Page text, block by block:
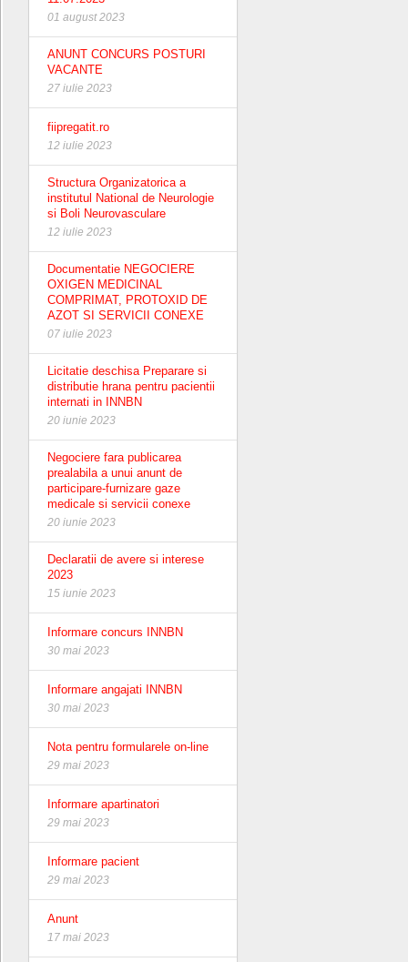
01 august 2023
ANUNT CONCURS POSTURI
VACANTE
27 iulie 2023
fiipregatit.ro
12 iulie 2023
Structura Organizatorica a
institutul National de Neurologie
si Boli Neurovasculare
12 iulie 2023
Documentatie NEGOCIERE
OXIGEN MEDICINAL
COMPRIMAT, PROTOXID DE
AZOT SI SERVICII CONEXE
07 iulie 2023
Licitatie deschisa Preparare si
distributie hrana pentru pacientii
internati in INNBN
20 iunie 2023
Negociere fara publicarea
prealabila a unui anunt de
participare-furnizare gaze
medicale si servicii conexe
20 iunie 2023
Declaratii de avere si interese
2023
15 iunie 2023
Informare concurs INNBN
30 mai 2023
Informare angajati INNBN
30 mai 2023
Nota pentru formularele on-line
29 mai 2023
Informare apartinatori
29 mai 2023
Informare pacient
29 mai 2023
Anunt
17 mai 2023